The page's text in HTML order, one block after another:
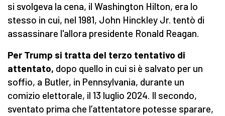
si svolgeva la cena, il Washington Hilton, era lo
stesso in cui, nel 1981, John Hinckley Jr. tentò di
assassinare l'allora presidente Ronald Reagan.
Per Trump si tratta del terzo tentativo di
attentato, dopo quello in cui si è salvato per un
soffio, a Butler, in Pennsylvania, durante un
comizio elettorale, il 13 luglio 2024. Il secondo,
sventato prima che l’attentatore potesse sparare,